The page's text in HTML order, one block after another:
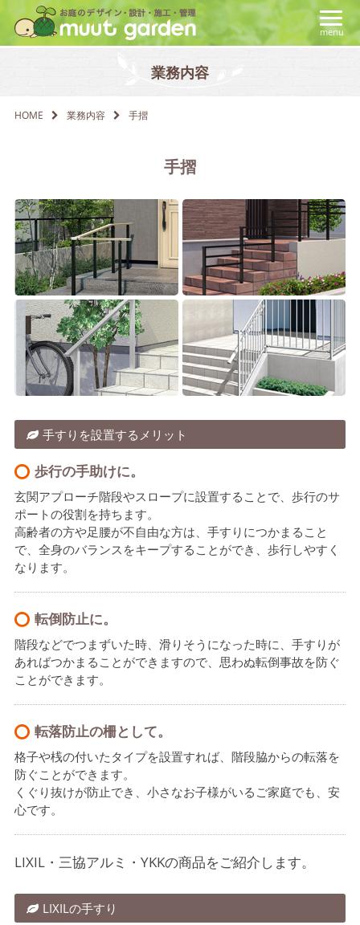
menu
業務内容
HOME 業務内容 手摺
手摺
手すりを設置するメリット
歩行の手助けに。
玄関アプローチ階段やスロープに設置することで、歩行のサ
ポートの役割を持ちます。
高齢者の方や足腰が不自由な方は、手すりにつかまること
で、全身のバランスをキープすることができ、歩行しやすく
なります。
転倒防止に。
階段などでつまずいた時、滑りそうになった時に、手すりが
あればつかまることができますので、思わぬ転倒事故を防ぐ
ことができます。
転落防止の柵として。
格子や桟の付いたタイプを設置すれば、階段脇からの転落を
防ぐことができます。
くぐり抜けが防止でき、小さなお子様がいるご家庭でも、安
心です。
LIXIL・三協アルミ・YKKの商品をご紹介します。
LIXILの手すり